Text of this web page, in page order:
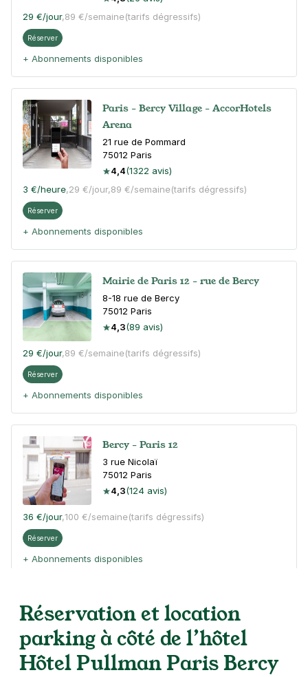
29 €/jour,89 €/semaine(tarifs dégressifs)
Réserver
+ Abonnements disponibles
Paris - Bercy Village - AccorHotels
Arena
21 rue de Pommard
75012 Paris
4,4(1322 avis)
3 €/heure,29 €/jour,89 €/semaine(tarifs dégressifs)
Réserver
+ Abonnements disponibles
Mairie de Paris 12 - rue de Bercy
8-18 rue de Bercy
75012 Paris
4,3(89 avis)
29 €/jour,89 €/semaine(tarifs dégressifs)
Réserver
+ Abonnements disponibles
Bercy - Paris 12
3 rue Nicolaï
75012 Paris
4,3(124 avis)
36 €/jour,100 €/semaine(tarifs dégressifs)
Réserver
+ Abonnements disponibles
Paris - Bercy - SAEMES
75012Paris
4,6
(1219 avis)
Réservation et location
parking à côté de l’hôtel
Hôtel Pullman Paris Bercy